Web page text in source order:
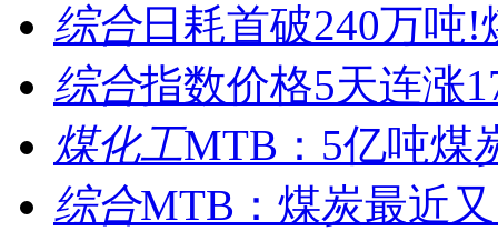
综合日耗首破240万吨!
综合指数价格5天连涨
煤化工MTB：5亿吨煤
综合MTB：煤炭最近